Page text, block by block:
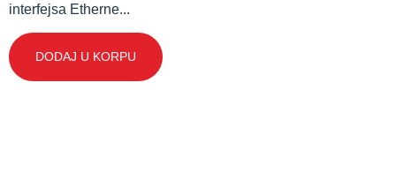
interfejsa Etherne...
DODAJ U KORPU